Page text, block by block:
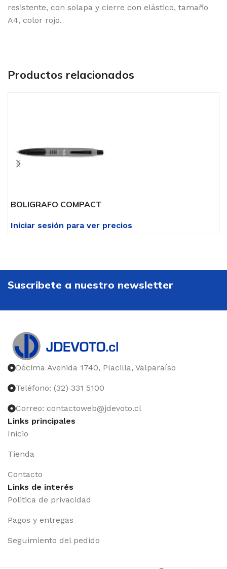
resistente, con solapa y cierre con elástico, tamaño
A4, color rojo.
Productos relacionados
BOLIGRAFO COMPACT
Iniciar sesión para ver precios
Suscribete a nuestro newsletter
Décima Avenida 1740, Placilla, Valparaíso
Teléfono: (32) 331 5100
Correo: contactoweb@jdevoto.cl
Links principales
Inicio
Tienda
Contacto
Links de interés
Politica de privacidad
Pagos y entregas
Seguimiento del pedido
Iniciar